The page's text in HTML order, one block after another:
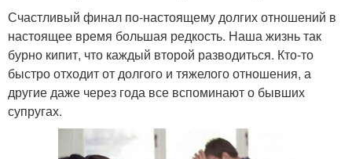
Счастливый финал по-настоящему долгих отношений в
настоящее время большая редкость. Наша жизнь так
бурно кипит, что каждый второй разводиться. Кто-то
быстро отходит от долгого и тяжелого отношения, а
другие даже через года все вспоминают о бывших
супругах.